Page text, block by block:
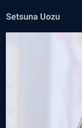
Setsuna Uozu